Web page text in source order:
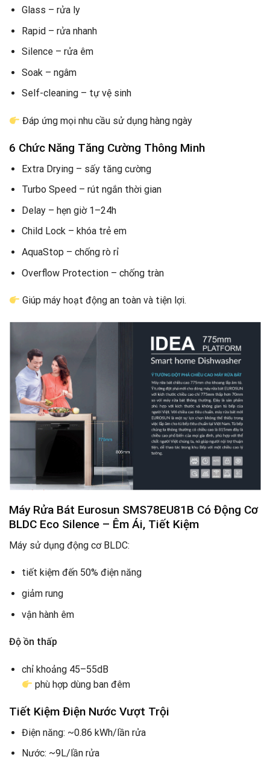
Glass – rửa ly
Rapid – rửa nhanh
Silence – rửa êm
Soak – ngâm
Self-cleaning – tự vệ sinh
Đáp ứng mọi nhu cầu sử dụng hàng ngày
6 Chức Năng Tăng Cường Thông Minh
Extra Drying – sấy tăng cường
Turbo Speed – rút ngắn thời gian
Delay – hẹn giờ 1–24h
Child Lock – khóa trẻ em
AquaStop – chống rò rỉ
Overflow Protection – chống tràn
Giúp máy hoạt động an toàn và tiện lợi.
Máy Rửa Bát Eurosun SMS78EU81B Có Động Cơ
BLDC Eco Silence – Êm Ái, Tiết Kiệm
Máy sử dụng động cơ BLDC:
tiết kiệm đến 50% điện năng
giảm rung
vận hành êm
Độ ồn thấp
chỉ khoảng 45–55dB
phù hợp dùng ban đêm
Tiết Kiệm Điện Nước Vượt Trội
Điện năng: ~0.86 kWh/lần rửa
Nước: ~9L/lần rửa